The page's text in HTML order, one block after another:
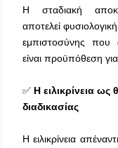
Η σταδιακή
αποτελεί
εμπιστοσύνης που
είναι προϋπόθεση
✅ Η ειλικρίνεια ως
διαδικασίας
Η ειλικρίνεια